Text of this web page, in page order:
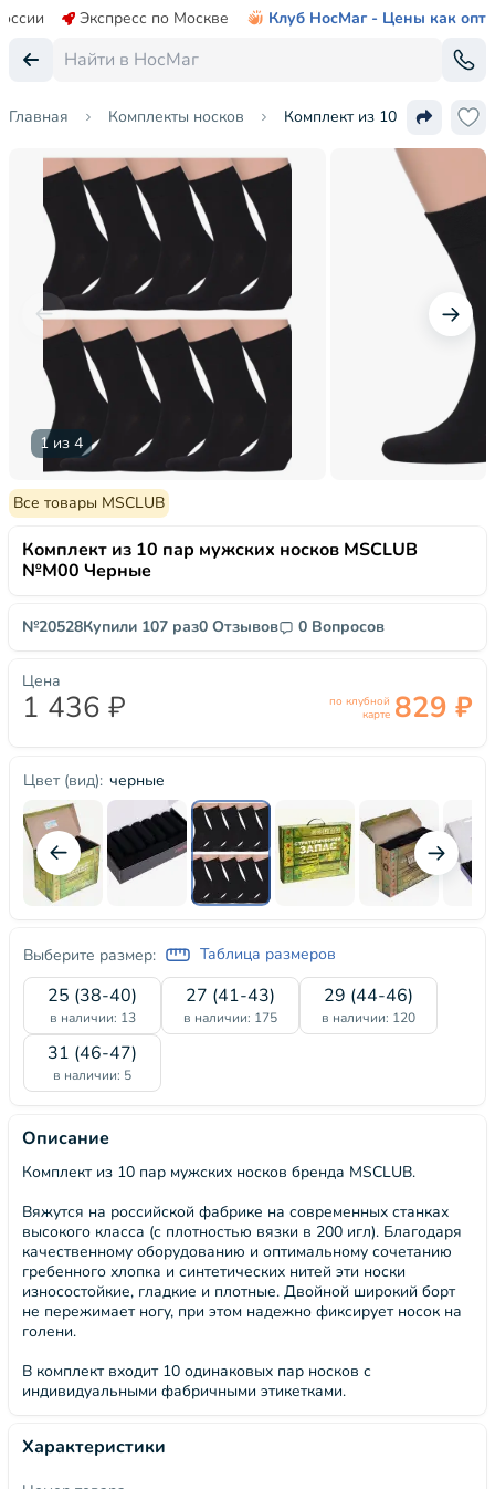
Экспресс по Москве Клуб НосМаг - Цены как опт
Главная Комплекты носков Комплект из 10 пар
1 из 4
Все товары MSCLUB
Комплект из 10 пар мужских носков MSCLUB
№М00 Черные
№20528Купили 107 раз0 Отзывов 0 Вопросов
Цвет (вид): черные
Выберите размер: Таблица размеров
25 (38-40)
в наличии: 13
27 (41-43)
в наличии: 175
29 (44-46)
в наличии: 120
31 (46-47)
в наличии: 5
Цена
1 436 ₽
по клубной
карте 829 ₽
Описание
Комплект из 10 пар мужских носков бренда MSCLUB.
Вяжутся на российской фабрике на современных станках
высокого класса (с плотностью вязки в 200 игл). Благодаря
качественному оборудованию и оптимальному сочетанию
гребенного хлопка и синтетических нитей эти носки
износостойкие, гладкие и плотные. Двойной широкий борт
не пережимает ногу, при этом надежно фиксирует носок на
голени.
В комплект входит 10 одинаковых пар носков с
индивидуальными фабричными этикетками.
Характеристики